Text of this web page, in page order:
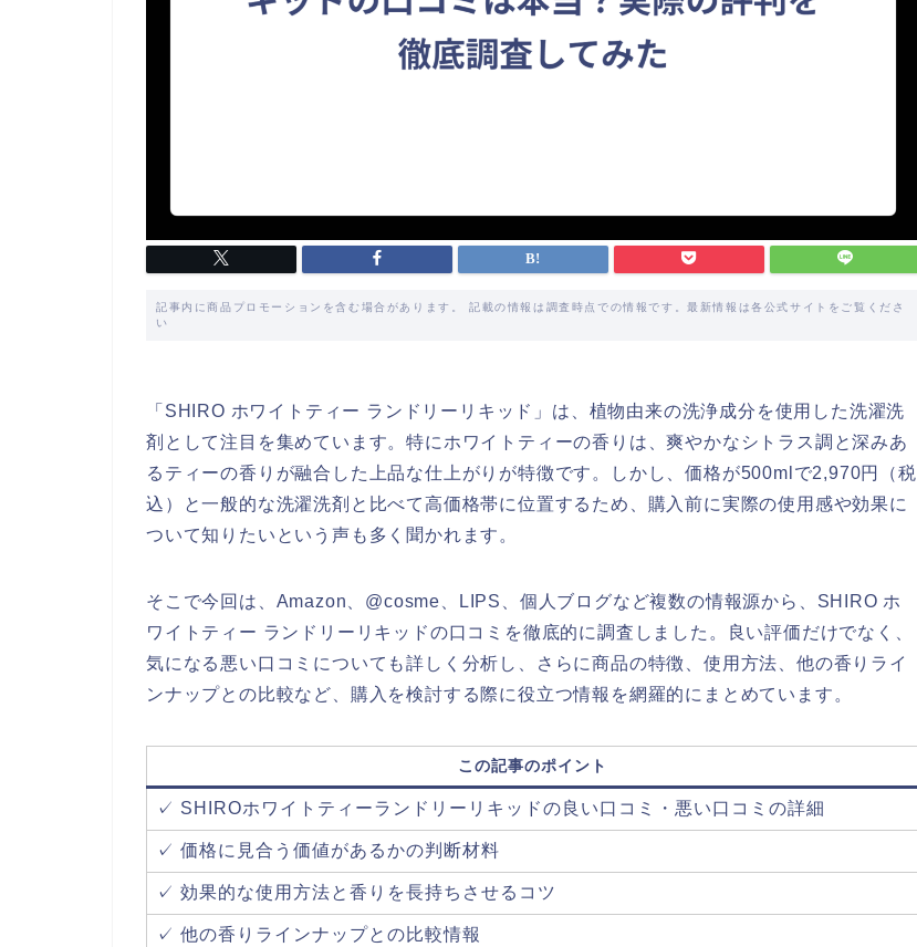
記事内に商品プロモーションを含む場合があります。 記載の情報は調査時点での情報です。最新情報は各公式サイトをご覧くださ
い
「SHIRO ホワイトティー ランドリーリキッド」は、植物由来の洗浄成分を使用した洗濯洗
剤として注目を集めています。特にホワイトティーの香りは、爽やかなシトラス調と深みあ
るティーの香りが融合した上品な仕上がりが特徴です。しかし、価格が500mlで2,970円（税
込）と一般的な洗濯洗剤と比べて高価格帯に位置するため、購入前に実際の使用感や効果に
ついて知りたいという声も多く聞かれます。
そこで今回は、Amazon、@cosme、LIPS、個人ブログなど複数の情報源から、SHIRO ホ
ワイトティー ランドリーリキッドの口コミを徹底的に調査しました。良い評価だけでなく、
気になる悪い口コミについても詳しく分析し、さらに商品の特徴、使用方法、他の香りライ
ンナップとの比較など、購入を検討する際に役立つ情報を網羅的にまとめています。
この記事のポイント
✓ SHIROホワイトティーランドリーリキッドの良い口コミ・悪い口コミの詳細
✓ 価格に見合う価値があるかの判断材料
✓ 効果的な使用方法と香りを長持ちさせるコツ
✓ 他の香りラインナップとの比較情報